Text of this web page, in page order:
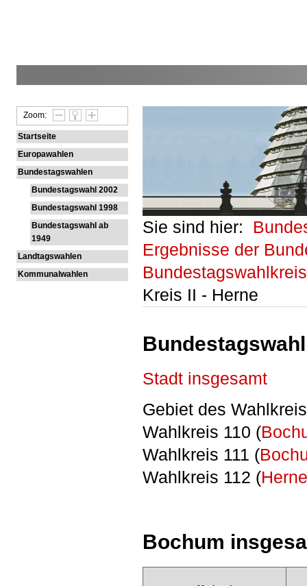
Zoom:
Startseite
Europawahlen
Bundestagswahlen
Bundestagswahl 2002
Bundestagswahl 1998
Bundestagswahl ab
1949
Landtagswahlen
Kommunalwahlen
Sie sind hier:
Ergebnisse der
Kreis II - Herne
Stadt insgesamt
Gebiet des
Wahlkreis 110 (
Wahlkreis 111 (
Wahlkreis 112 (
Bochum